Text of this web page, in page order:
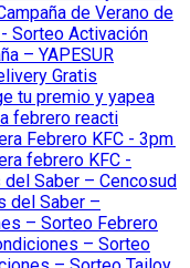
de Verano de
Sorteo Activación
– YAPESUR
Gratis
tu premio y yapea
febrero reacti
Febrero KFC - 3pm
febrero KFC -
Saber – Cencosud
del Saber –
– Sorteo Febrero
– Sorteo